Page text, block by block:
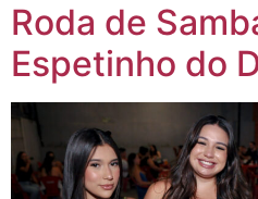
Roda de
Espetinho do